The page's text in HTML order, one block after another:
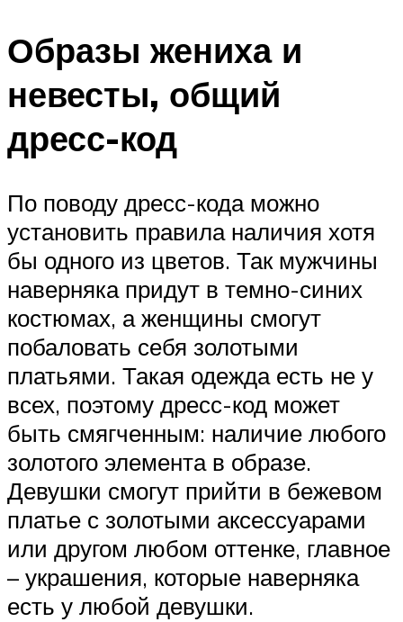
Образы жениха и
невесты, общий
дресс-код
По поводу дресс-кода можно
установить правила наличия хотя
бы одного из цветов. Так мужчины
наверняка придут в темно-синих
костюмах, а женщины смогут
побаловать себя золотыми
платьями. Такая одежда есть не у
всех, поэтому дресс-код может
быть смягченным: наличие любого
золотого элемента в образе.
Девушки смогут прийти в бежевом
платье с золотыми аксессуарами
или другом любом оттенке, главное
– украшения, которые наверняка
есть у любой девушки.